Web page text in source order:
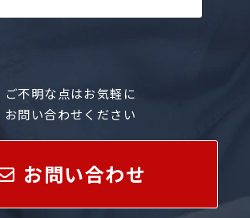
ご不明な点はお気軽に
お問い合わせください
お問い合わせ